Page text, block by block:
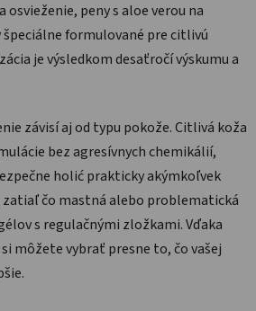
peny s aloe verou na
formulované pre citlivú
je výsledkom desaťročí výskumu a
závisí aj od typu pokože. Citlivá koža
bez agresívnych chemikálií,
holić prakticky akýmkoľvek
čo mastná alebo problematická
s regulačnými zložkami. Vďaka
môžete vybrať presne to, čo vašej